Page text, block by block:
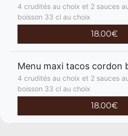
4 crudités au choix et 2 sauces
boisson 33 cl au choix
18.00€
Menu maxi tacos cordon
4 crudités au choix et 2 sauces
boisson 33 cl au choix
18.00€